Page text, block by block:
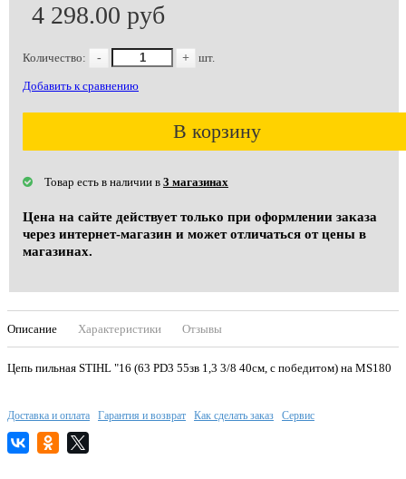
4 298.00 руб
Количество: - + шт.
Добавить к сравнению
В корзину
Товар есть в наличии в 3 магазинах
Цена на сайте действует только при оформлении заказа
через интернет-магазин и может отличаться от цены в
магазинах.
Описание Характеристики Отзывы
Цепь пильная STIHL "16 (63 PD3 55зв 1,3 3/8 40см, с победитом) на MS180
Доставка и оплата Гарантия и возврат Как сделать заказ Сервис